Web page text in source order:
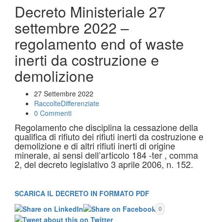
Decreto Ministeriale 27
settembre 2022 –
regolamento end of waste
inerti da costruzione e
demolizione
27 Settembre 2022
RaccolteDifferenziate
0 Commenti
Regolamento che disciplina la cessazione della
qualifica di rifiuto dei rifiuti inerti da costruzione e
demolizione e di altri rifiuti inerti di origine
minerale, ai sensi dell’articolo 184 -ter , comma
2, del decreto legislativo 3 aprile 2006, n. 152.
SCARICA IL DECRETO IN FORMATO PDF
0